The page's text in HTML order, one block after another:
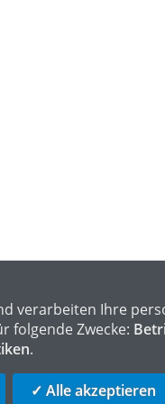
verarbeiten Ihre
folgende Zwecke:
.
✓ Alle akzeptieren